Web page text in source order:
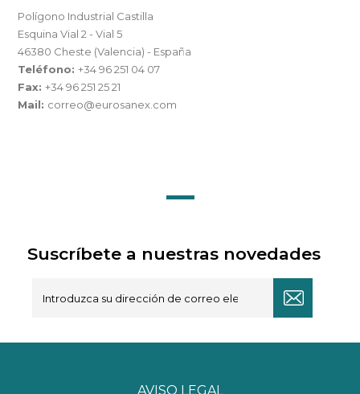
Polígono Industrial Castilla
Esquina Vial 2 - Vial 5
46380 Cheste (Valencia) - España
Teléfono:+34 96 251 04 07
Fax:+34 96 251 25 21
Mail: correo@eurosanex.com
Suscríbete a nuestras novedades
AVISO LEGAL